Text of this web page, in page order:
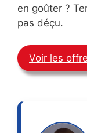
en goûter ?
pas déçu.
Voir les